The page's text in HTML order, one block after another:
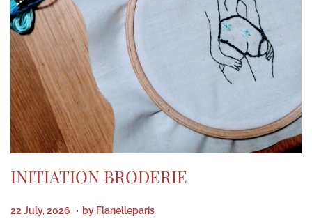
INITIATION BRODERIE
P
22 July, 2026
2. by Flanelleparis